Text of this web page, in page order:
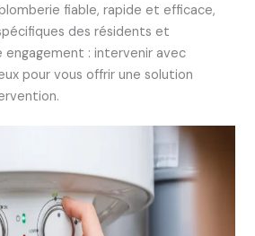
fiable, rapide et efficace,
des résidents et
engagement : intervenir avec
pour vous offrir une solution